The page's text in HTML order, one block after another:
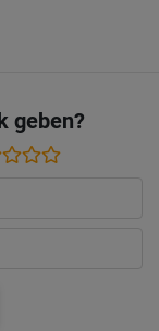
geben?